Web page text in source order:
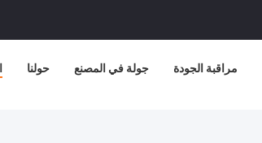
حولنا جولة في المصنع مراقبة الجودة